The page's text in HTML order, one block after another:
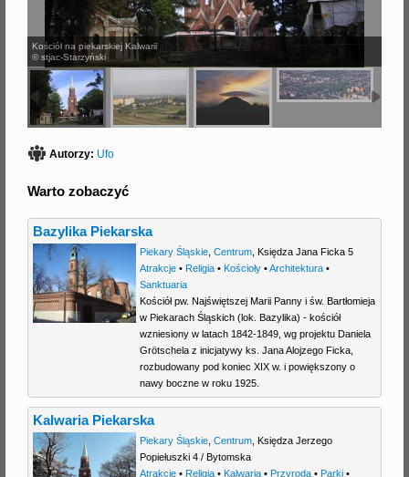
Kościół na piekarskiej Kalwarii
© stjac-Starzyński
Autorzy: Ufo
Warto zobaczyć
Bazylika Piekarska
Piekary Śląskie, Centrum, Księdza Jana Ficka 5
Atrakcje• Religia• Kościoły•Architektura•
Sanktuaria
Kościół pw. Najświętszej Marii Panny i św. Bartłomieja
w Piekarach Śląskich (lok. Bazylika) - kościół
wzniesiony w latach 1842-1849, wg projektu Daniela
Grötschela z inicjatywy ks. Jana Alojzego Ficka,
rozbudowany pod koniec XIX w. i powiększony o
nawy boczne w roku 1925.
Kalwaria Piekarska
Piekary Śląskie, Centrum, Księdza Jerzego
Popiełuszki 4/ Bytomska
Atrakcje• Religia• Kalwaria• Przyroda• Parki•